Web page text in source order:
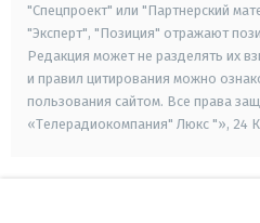
"Спецпроект" или "Партнерский
"Эксперт", "Позиция" отражают
Редакция может не разделять их
и правил цитирования можно
пользования сайтом. Все права
«Телерадиокомпания" Люкс "», 24